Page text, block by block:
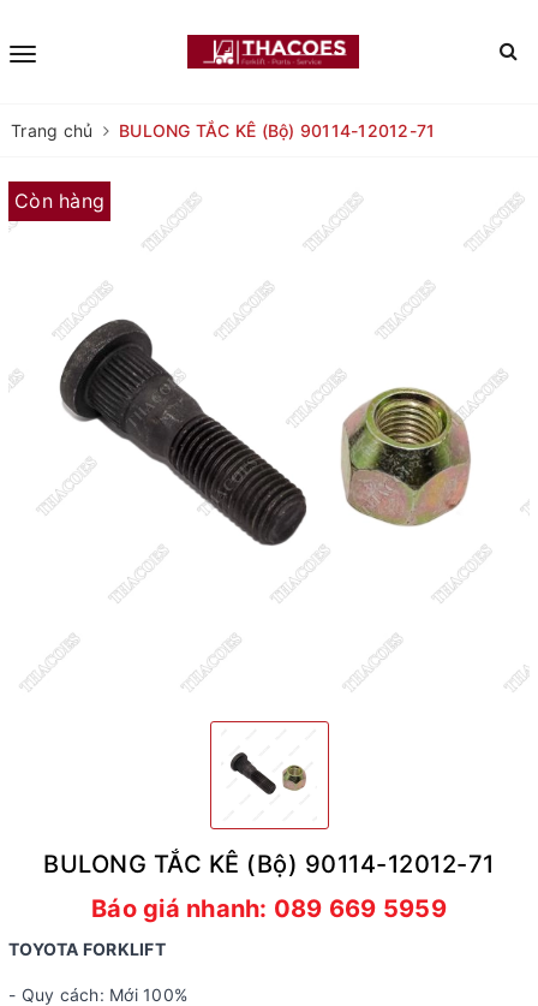
Trang chủ BULONG TẮC KÊ (Bộ) 90114-12012-71
Còn hàng
BULONG TẮC KÊ (Bộ) 90114-12012-71
Báo giá nhanh: 089 669 5959
TOYOTA FORKLIFT
- Quy cách: Mới 100%